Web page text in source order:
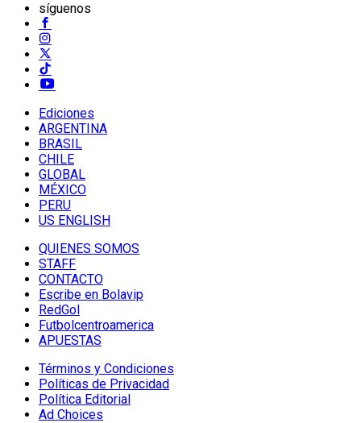
síguenos
Ediciones
ARGENTINA
BRASIL
CHILE
GLOBAL
MÉXICO
PERU
US ENGLISH
QUIENES SOMOS
STAFF
CONTACTO
Escribe en Bolavip
RedGol
Futbolcentroamerica
APUESTAS
Términos y Condiciones
Políticas de Privacidad
Política Editorial
Ad Choices